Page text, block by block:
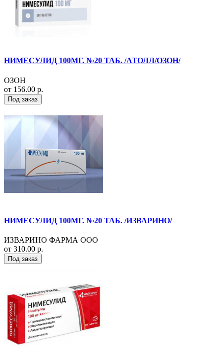
НИМЕСУЛИД 100МГ. №20 ТАБ. /АТОЛЛ/ОЗОН/
ОЗОН
от 156.00 р.
Под заказ
НИМЕСУЛИД 100МГ. №20 ТАБ. /ИЗВАРИНО/
ИЗВАРИНО ФАРМА ООО
от 310.00 р.
Под заказ